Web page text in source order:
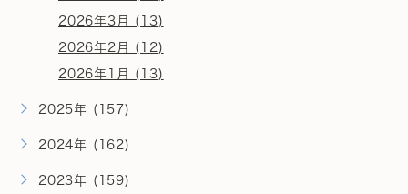
2026年3月 (13)
2026年2月 (12)
2026年1月 (13)
2025年 (157)
2024年 (162)
2023年 (159)